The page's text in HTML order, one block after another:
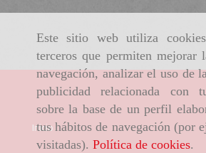
Este sitio web utiliza
terceros que permiten mejorar
navegación, analizar el uso de
publicidad relacionada con
sobre la base de un perfil
tus hábitos de navegación (por
visitadas). Política de cookies.
Inicio